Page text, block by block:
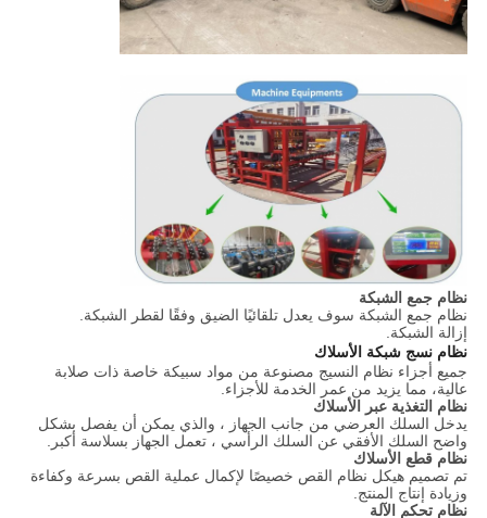
نظام جمع الشبكة
نظام جمع الشبكة سوف يعدل تلقائيًا الضيق وفقًا لقطر الشبكة.
إزالة الشبكة.
نظام نسج شبكة الأسلاك
جميع أجزاء نظام النسيج مصنوعة من مواد سبيكة خاصة ذات صلابة
عالية، مما يزيد من عمر الخدمة للأجزاء.
نظام التغذية عبر الأسلاك
يدخل السلك العرضي من جانب الجهاز ، والذي يمكن أن يفصل بشكل
واضح السلك الأفقي عن السلك الرأسي ، تعمل الجهاز بسلاسة أكبر.
نظام قطع الأسلاك
تم تصميم هيكل نظام القص خصيصًا لإكمال عملية القص بسرعة وكفاءة
وزيادة إنتاج المنتج.
نظام تحكم الآلة